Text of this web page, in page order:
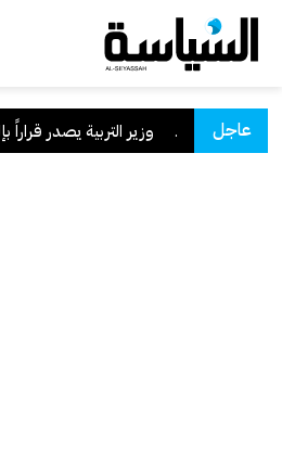
عاجل
السعودية وزير التربية يصدر قراراً